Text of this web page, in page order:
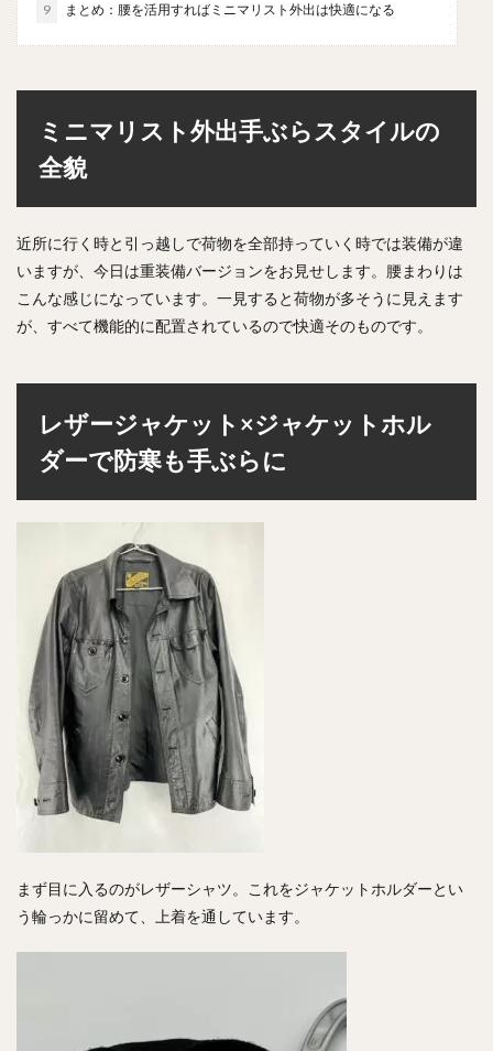
9 まとめ：腰を活用すればミニマリスト外出は快適になる
ミニマリスト外出手ぶらスタイルの
全貌
近所に行く時と引っ越しで荷物を全部持っていく時では装備が違
いますが、今日は重装備バージョンをお見せします。腰まわりは
こんな感じになっています。一見すると荷物が多そうに見えます
が、すべて機能的に配置されているので快適そのものです。
レザージャケット×ジャケットホル
ダーで防寒も手ぶらに
まず目に入るのがレザーシャツ。これをジャケットホルダーとい
う輪っかに留めて、上着を通しています。